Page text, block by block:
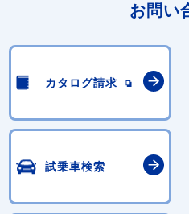
お問い
カタログ請求
試乗車検索